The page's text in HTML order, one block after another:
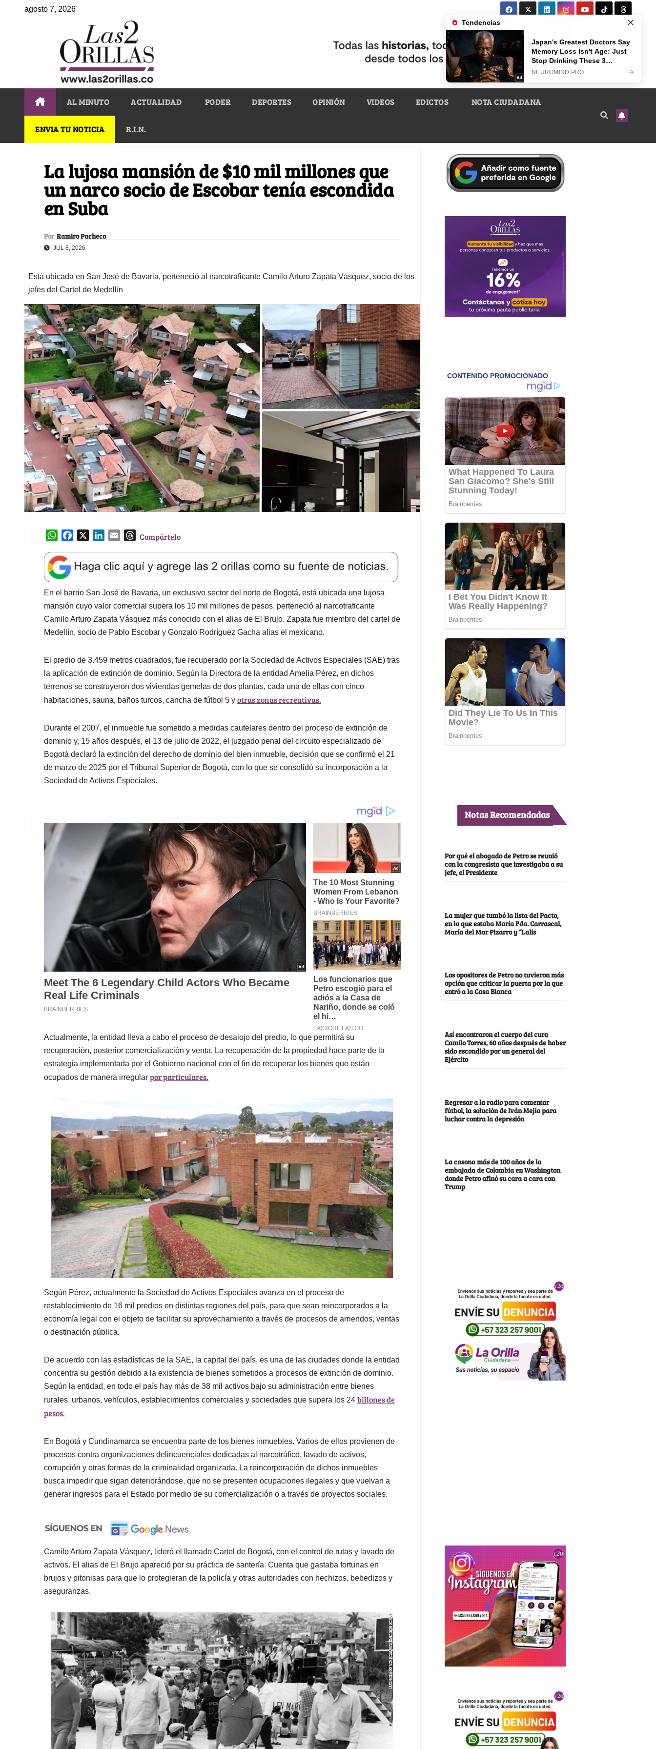
agosto 7, 2026
AL MINUTO ACTUALIDAD PODER DEPORTES OPINIÓN VIDEOS EDICTOS NOTA CIUDADANA
ENVIA TU NOTICIA R.I.N.
La lujosa mansión de $10 mil millones que
un narco socio de Escobar tenía escondida
en Suba
Por Ramiro Pacheco
JUL 8, 2026
Está ubicada en San José de Bavaria, perteneció al narcotraficante Camilo Arturo Zapata Vásquez, socio de los
jefes del Cartel de Medellín
W
a
t
s
A
p
p
e
b
o
o
k
k
e
d
I
n
l
T
e
a
d
s
Compártelo
En el barrio San José de Bavaria, un exclusivo sector del norte de Bogotá, está ubicada una lujosa
mansión cuyo valor comercial supera los 10 mil millones de pesos, perteneció al narcotraficante
Camilo Arturo Zapata Vásquez más conocido con el alias de El Brujo. Zapata fue miembro del cartel de
Medellín, socio de Pablo Escobar y Gonzalo Rodríguez Gacha alias el mexicano.
El predio de 3.459 metros cuadrados, fue recuperado por la Sociedad de Activos Especiales (SAE) tras
la aplicación de extinción de dominio. Según la Directora de la entidad Amelia Pérez, en dichos
terrenos se construyeron dos viviendas gemelas de dos plantas, cada una de ellas con cinco
habitaciones, sauna, baños turcos, cancha de fútbol 5 y otras zonas recreativas.
Durante el 2007, el inmueble fue sometido a medidas cautelares dentro del proceso de extinción de
dominio y, 15 años después, el 13 de julio de 2022, el juzgado penal del circuito especializado de
Bogotá declaró la extinción del derecho de dominio del bien inmueble, decisión que se confirmó el 21
de marzo de 2025 por el Tribunal Superior de Bogotá, con lo que se consolidó su incorporación a la
Sociedad de Activos Especiales.
Actualmente, la entidad lleva a cabo el proceso de desalojo del predio, lo que permitirá su
recuperación, posterior comercialización y venta. La recuperación de la propiedad hace parte de la
estrategia implementada por el Gobierno nacional con el fin de recuperar los bienes que están
ocupados de manera irregular por particulares.
Según Pérez, actualmente la Sociedad de Activos Especiales avanza en el proceso de
restablecimiento de 16 mil predios en distintas regiones del país, para que sean reincorporados a la
economía legal con el objeto de facilitar su aprovechamiento a través de procesos de arriendos, ventas
o destinación pública.
De acuerdo con las estadísticas de la SAE, la capital del país, es una de las ciudades donde la entidad
concentra su gestión debido a la existencia de bienes sometidos a procesos de extinción de dominio.
Según la entidad, en todo el país hay más de 38 mil activos bajo su administración entre bienes
rurales, urbanos, vehículos, establecimientos comerciales y sociedades que supera los 24 billones de
pesos.
En Bogotá y Cundinamarca se encuentra parte de los bienes inmuebles. Varios de ellos provienen de
procesos contra organizaciones delincuenciales dedicadas al narcotráfico, lavado de activos,
corrupción y otras formas de la criminalidad organizada. La reincorporación de dichos inmuebles
busca impedir que sigan deteriorándose, que no se presenten ocupaciones ilegales y que vuelvan a
generar ingresos para el Estado por medio de su comercialización o a través de proyectos sociales.
Camilo Arturo Zapata Vásquez, lideró el llamado Cartel de Bogotá, con el control de rutas y lavado de
activos. El alias de El Brujo apareció por su práctica de santería. Cuenta que gastaba fortunas en
brujos y pitonisas para que lo protegieran de la policía y otras autoridades con hechizos, bebedizos y
aseguranzas.
Notas Recomendadas
Por qué el abogado de Petro se reunió
con la congresista que investigaba a su
jefe, el Presidente
La mujer que tumbó la lista del Pacto,
en la que estaba María Fda. Carrascal,
María del Mar Pizarro y “Lalis
Los opositores de Petro no tuvieron más
opción que criticar la puerta por la que
entró a la Casa Blanca
Así encontraron el cuerpo del cura
Camilo Torres, 60 años después de haber
sido escondido por un general del
Ejército
Regresar a la radio para comentar
fútbol, la solución de Iván Mejía para
luchar contra la depresión
La casona más de 100 años de la
embajada de Colombia en Washington
donde Petro afinó su cara a cara con
Trump